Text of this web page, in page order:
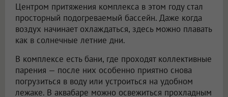
Центром притяжения комплекса в этом году стал
просторный подогреваемый бассейн. Даже когда
воздух начинает охлаждаться, здесь можно плавать
как в солнечные летние дни.
В комплексе есть бани, где проходят коллективные
парения — после них особенно приятно снова
погрузиться в воду или устроиться на удобном
лежаке. В аквабаре можно освежиться прохладным